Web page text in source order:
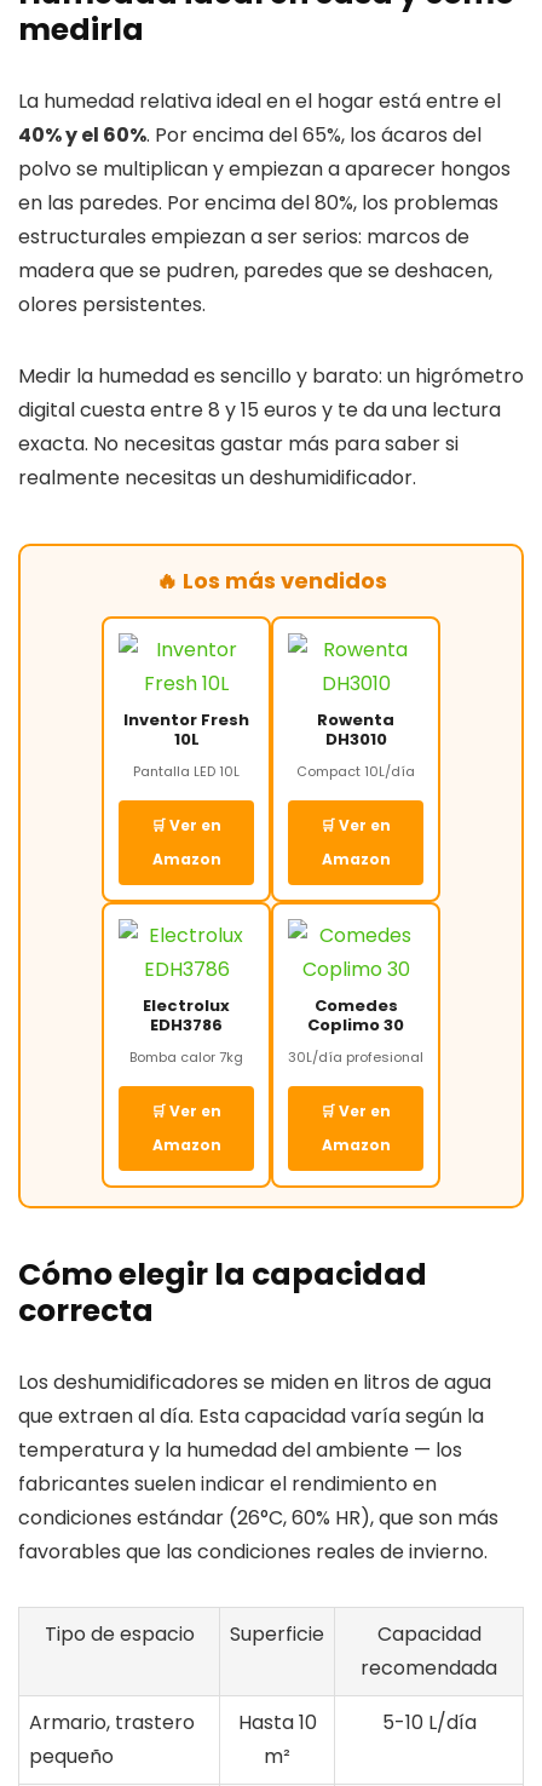
medirla
La humedad relativa ideal en el hogar está entre el
40% y el 60%. Por encima del 65%, los ácaros del
polvo se multiplican y empiezan a aparecer hongos
en las paredes. Por encima del 80%, los problemas
estructurales empiezan a ser serios: marcos de
madera que se pudren, paredes que se deshacen,
olores persistentes.
Medir la humedad es sencillo y barato: un higrómetro
digital cuesta entre 8 y 15 euros y te da una lectura
exacta. No necesitas gastar más para saber si
realmente necesitas un deshumidificador.
🔥 Los más vendidos
Inventor Fresh
10L
Pantalla LED 10L
🛒 Ver en
Amazon
Rowenta
DH3010
Compact 10L/día
🛒 Ver en
Amazon
Electrolux
EDH3786
Bomba calor 7kg
🛒 Ver en
Amazon
Comedes
Coplimo 30
30L/día profesional
🛒 Ver en
Amazon
Cómo elegir la capacidad
correcta
Los deshumidificadores se miden en litros de agua
que extraen al día. Esta capacidad varía según la
temperatura y la humedad del ambiente — los
fabricantes suelen indicar el rendimiento en
condiciones estándar (26°C, 60% HR), que son más
favorables que las condiciones reales de invierno.
Tipo de espacio Superficie
Capacidad
recomendada
Armario, trastero
pequeño
Hasta 10
m²
5-10 L/día